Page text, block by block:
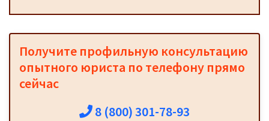
Получите профильную консультацию
опытного юриста по телефону прямо
сейчас
8 (800) 301-78-93